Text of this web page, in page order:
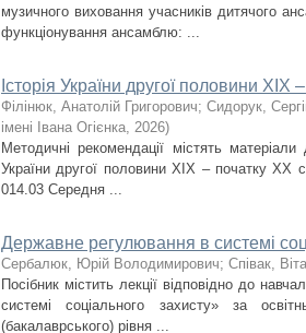
музичного виховання учасників дитячого
функціонування ансамблю: ...
Історія України другої половини XIX
Філінюк, Анатолій Григорович; Сидорук,
імені Івана Огієнка, 2026)
Методичні рекомендації містять
України другої половини ХІХ – початку ХХ
014.03 Середня ...
Державне регулювання в системі
Сербалюк, Юрій Володимирович; Співак,
Посібник містить лекції відповідно до
системі соціального захисту» за
(бакалаврського) рівня ...